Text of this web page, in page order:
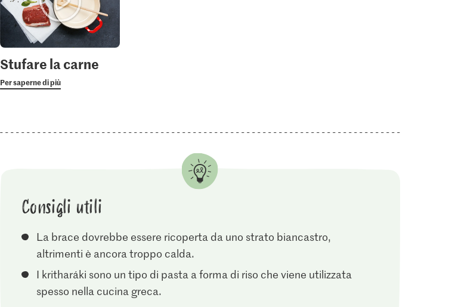
Stufare la carne
Per saperne di più
Consigli utili
La brace dovrebbe essere ricoperta da uno strato biancastro,
altrimenti è ancora troppo calda.
I kritharáki sono un tipo di pasta a forma di riso che viene utilizzata
spesso nella cucina greca.